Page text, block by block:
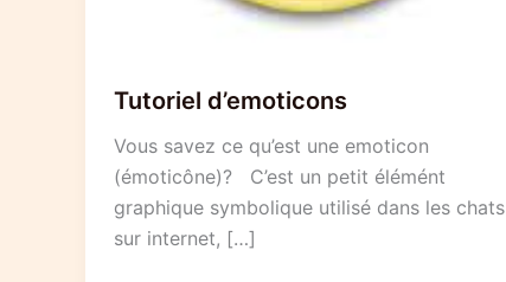
Tutoriel d’emoticons
Vous savez ce qu’est une emoticon
(émoticône)? C’est un petit élémént
graphique symbolique utilisé dans les chats
sur internet, […]